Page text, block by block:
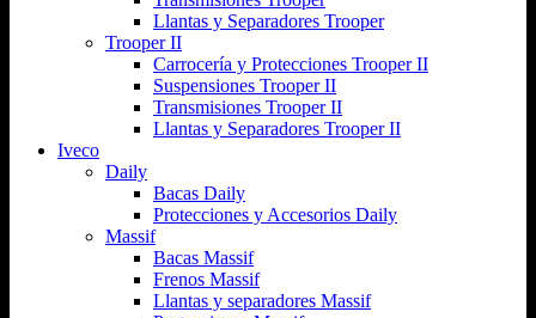
Llantas y Separadores Trooper
Trooper II
Carrocería y Protecciones Trooper II
Suspensiones Trooper II
Transmisiones Trooper II
Llantas y Separadores Trooper II
Iveco
Daily
Bacas Daily
Protecciones y Accesorios Daily
Massif
Bacas Massif
Frenos Massif
Llantas y separadores Massif